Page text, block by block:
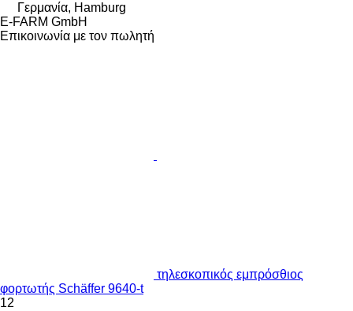
Γερμανία, Hamburg
E-FARM GmbH
Επικοινωνία με τον πωλητή
τηλεσκοπικός εμπρόσθιος
φορτωτής Schäffer 9640-t
12